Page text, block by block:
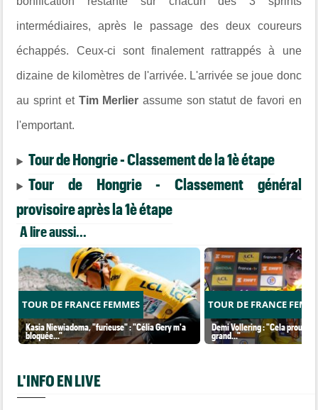
intermédiaires, après le passage des deux coureurs
échappés. Ceux-ci sont finalement rattrappés à une
dizaine de kilomètres de l'arrivée. L'arrivée se joue donc
au sprint et Tim Merlier assume son statut de favori en
l'emportant.
Tour de Hongrie - Classement de la 1è étape
Tour de Hongrie - Classement général
provisoire après la 1è étape
A lire aussi...
TOUR DE FRANCE FEMMES
Kasia Niewiadoma, "furieuse" : "Célia Gery m'a
bloquée..."
TOUR DE FRANCE
Demi Vollering : "Cela prouve
grand..."
L'INFO EN LIVE